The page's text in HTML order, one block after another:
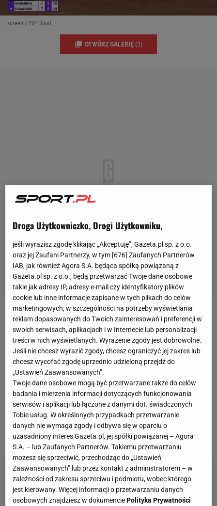
screen / TVP Sport
OTWÓRZ GALERIĘ (3)
Wystartowała druga edycja turnieju BNP Paribas
Poland Open (WTA250) w Warszawie. W zeszłym
roku tenisistki rywalizowały w Gdyni, a turniej
wygrałaBelgijkaMaryna Zanewska (155.
WTA). Łączna pula nagród do zawodniczek wynosi
niemal 252 tysiące dolarów, a zwyciężczyni w singlu
otrzyma premię w wysokości 33,2 tysięcy dolarów i
zainkasuje 280 punktów do rankingu WTA. W
turnieju wystartowała teżMaja Chwalińska
WTA), która otrzymała od organizatorów dziką kartę.
Droga Użytkowniczko, Drogi Użytkowniku,
jeśli wyrazisz zgodę klikając „Akceptuję”, Gazeta.pl sp. z o.o.
oraz jej Zaufani Partnerzy, w tym [676] Zaufanych Partnerów
IAB, jak również Agora S.A. będąca spółką powiązaną z
Gazeta.pl sp. z o.o., będą przetwarzać Twoje dane osobowe
takie jak adresy IP, adresy e-mail czy identyfikatory plików
cookie lub inne informacje zapisane w tych plikach do celów
marketingowych, w szczególności na potrzeby wyświetlania
reklam dopasowanych do Twoich zainteresowań i preferencji w
swoich serwisach, aplikacjach i w Internecie lub personalizacji
treści w nich wyświetlanych. Wyrażenie zgody jest dobrowolne.
Jeśli nie chcesz wyrazić zgody, chcesz ograniczyć jej zakres lub
chcesz wycofać zgodę uprzednio udzieloną przejdź do
„Ustawień Zaawansowanych”.
Twoje dane osobowe mogą być przetwarzane także do celów
badania i mierzenia informacji dotyczących funkcjonowania
serwisów i aplikacji lub łączone z danymi dot. świadczonych
Tobie usług. W określonych przypadkach przetwarzanie
danych nie wymaga zgody i odbywa się w oparciu o
uzasadniony interes Gazeta.pl, jej spółki powiązanej – Agora
S.A. – lub Zaufanych Partnerów. Takiemu przetwarzaniu
możesz się sprzeciwić, przechodząc do „Ustawień
Zaawansowanych” lub przez kontakt z administratorem – w
zależności od zakresu sprzeciwu i podmiotu, wobec którego
jest kierowany. Więcej informacji o przetwarzaniu danych
osobowych znajdziesz w dokumenciePolityka Prywatności